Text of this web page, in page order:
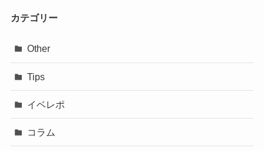
カテゴリー
Other
Tips
イベレポ
コラム